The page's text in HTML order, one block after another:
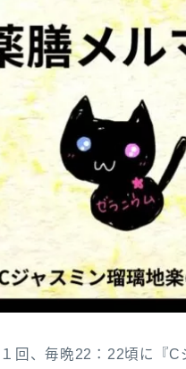
１回、毎晩22：22頃に『C